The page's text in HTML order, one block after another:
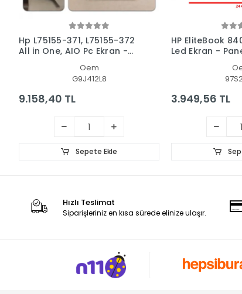
Hp L75155-371, L75155-372
All in One, AIO Pc Ekran -
Oem
G9J412L8
9.158,40 TL
Sepete Ekle
HP EliteBook
Led Ekran -
3.949,56 TL
Hızlı Teslimat
Siparişleriniz en kısa sürede elinize ulaşır.